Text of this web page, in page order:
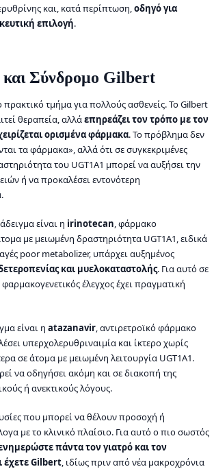
και, κατά περίπτωση,οδηγό για
επιλογή.
Σύνδρομο Gilbert
πρακτικό τμήμα για πολλούς ασθενείς. Το Gilbert
θεραπεία, αλλάεπηρεάζει τον τρόπο με τον
ορισμένα φάρμακα. Το πρόβλημα δεν
τα φάρμακα», αλλά ότι σε συγκεκριμένες
του UGT1A1 μπορεί να αυξήσει την
ή να προκαλέσει εντονότερη
είναι η irinotecan, φάρμακο
με μειωμένη δραστηριότητα UGT1A1, ειδικά
poor metabolizer, υπάρχει αυξημένος
και μυελοκαταστολής. Για αυτό σε
έλεγχος έχει πραγματική
είναι η atazanavir, αντιρετροϊκό φάρμακο
υπερχολερυθριναιμία και ίκτερο χωρίς
σε άτομα με μειωμένη λειτουργία UGT1A1.
να οδηγήσει ακόμη και σε διακοπή της
ή ανεκτικούς λόγους.
που μπορεί να θέλουν προσοχή ή
με το κλινικό πλαίσιο. Για αυτό ο πιο σωστός
πάντα τον γιατρό και τον
έχετε Gilbert, ιδίως πριν από νέα μακροχρόνια